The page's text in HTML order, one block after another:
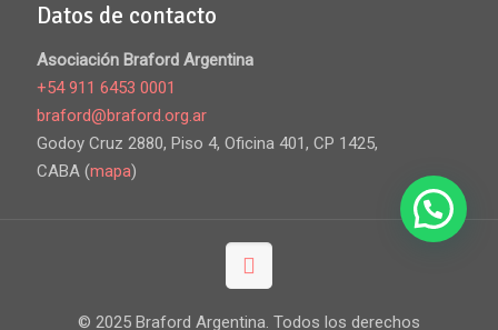
Datos de contacto
Asociación Braford Argentina
+54 911 6453 0001
braford@braford.org.ar
Godoy Cruz 2880, Piso 4, Oficina 401, CP 1425,
CABA (mapa)
© 2025 Braford Argentina. Todos los derechos